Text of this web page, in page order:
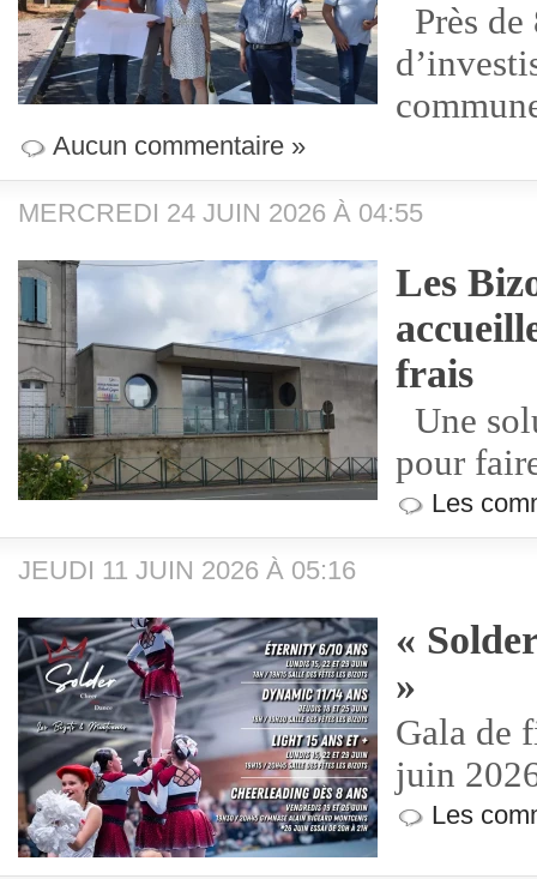
Près
Aucun commentaire »
MERCREDI 24 JUIN 2026 À 04:55
Les
frais
Une
pour
Les
JEUDI 11 JUIN 2026 À 05:16
«
»
Gala de
juin
Les